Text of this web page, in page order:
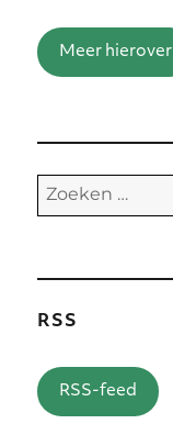
Meer hierover
Zoeken
naar:
RSS
RSS-feed